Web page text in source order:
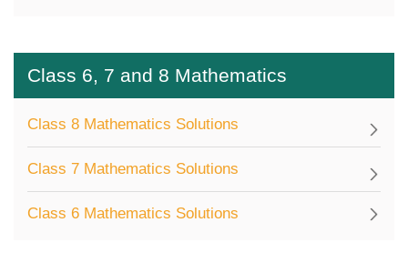
Class 6, 7 and 8 Mathematics
Class 8 Mathematics Solutions
Class 7 Mathematics Solutions
Class 6 Mathematics Solutions